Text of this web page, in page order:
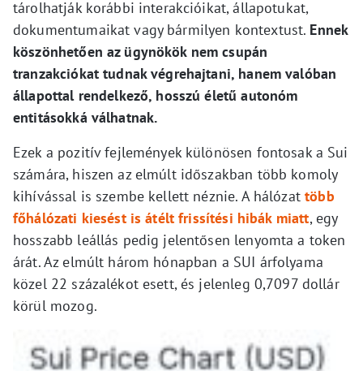
tárolhatják korábbi interakcióikat, állapotukat,
dokumentumaikat vagy bármilyen kontextust. Ennek
köszönhetően az ügynökök nem csupán
tranzakciókat tudnak végrehajtani, hanem valóban
állapottal rendelkező, hosszú életű autonóm
entitásokká válhatnak.
Ezek a pozitív fejlemények különösen fontosak a Sui
számára, hiszen az elmúlt időszakban több komoly
kihívással is szembe kellett néznie. A hálózattöbb
főhálózati kiesést is átélt frissítési hibák miatt, egy
hosszabb leállás pedig jelentősen lenyomta a token
árát. Az elmúlt három hónapban a SUI árfolyama
közel 22 százalékot esett, és jelenleg 0,7097 dollár
körül mozog.